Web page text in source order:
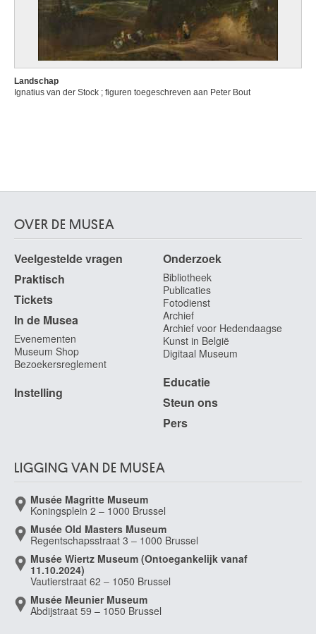
Landschap
Ignatius van der Stock ; figuren toegeschreven aan Peter Bout
OVER DE MUSEA
Veelgestelde vragen
Praktisch
Tickets
In de Musea
Evenementen
Museum Shop
Bezoekersreglement
Instelling
Onderzoek
Bibliotheek
Publicaties
Fotodienst
Archief
Archief voor Hedendaagse
Kunst in België
Digitaal Museum
Educatie
Steun ons
Pers
LIGGING VAN DE MUSEA
Musée Magritte Museum
Koningsplein 2 – 1000 Brussel
Musée Old Masters Museum
Regentschapsstraat 3 – 1000 Brussel
Musée Wiertz Museum (Ontoegankelijk vanaf
11.10.2024)
Vautierstraat 62 – 1050 Brussel
Musée Meunier Museum
Abdijstraat 59 – 1050 Brussel